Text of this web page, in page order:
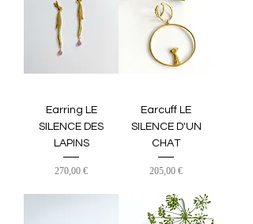
Earring LE
SILENCE DES
LAPINS
Prix
270,00 €
Earcuff LE
SILENCE D'UN
CHAT
Prix
205,00 €